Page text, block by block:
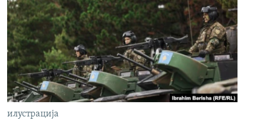
илустрација